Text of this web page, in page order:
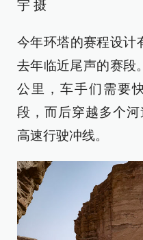
宇 摄
今年环塔的赛程设计
去年临近尾声的赛段
公里，车手们需要
段，而后穿越多个
高速行驶冲线。